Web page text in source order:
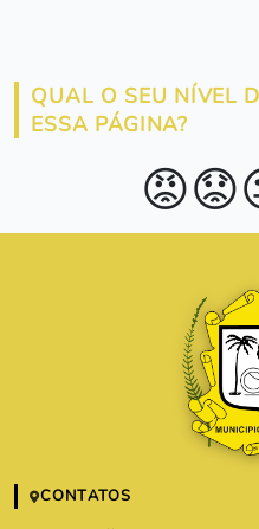
QUAL O SEU NÍVEL
ESSA PÁGINA?
😡😟
CONTATOS